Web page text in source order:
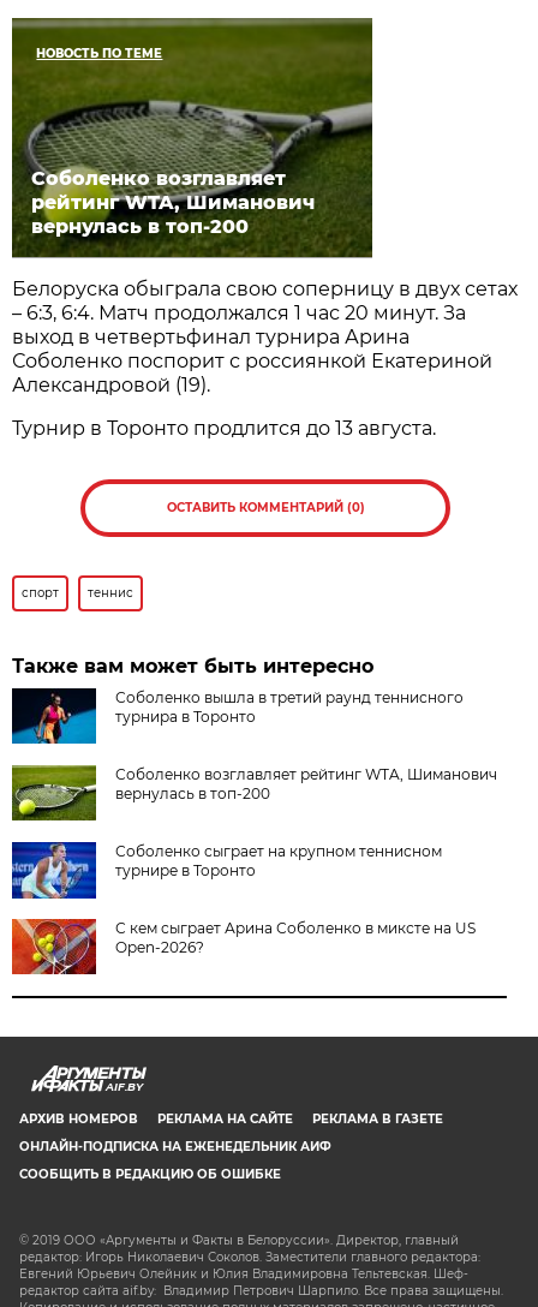
НОВОСТЬ ПО ТЕМЕ
Соболенко возглавляет
рейтинг WTA, Шиманович
вернулась в топ-200
Белоруска обыграла свою соперницу в двух сетах
– 6:3, 6:4. Матч продолжался 1 час 20 минут. За
выход в четвертьфинал турнира Арина
Соболенко поспорит с россиянкой Екатериной
Александровой (19).
Турнир в Торонто продлится до 13 августа.
ОСТАВИТЬ КОММЕНТАРИЙ (0)
спорт теннис
Также вам может быть интересно
Соболенко вышла в третий раунд теннисного
турнира в Торонто
Соболенко возглавляет рейтинг WTA, Шиманович
вернулась в топ-200
Соболенко сыграет на крупном теннисном
турнире в Торонто
С кем сыграет Арина Соболенко в миксте на US
Open-2026?
AIF.BY
АРХИВ НОМЕРОВ РЕКЛАМА НА САЙТЕ
РЕКЛАМА В ГАЗЕТЕ
ОНЛАЙН-ПОДПИСКА НА ЕЖЕНЕДЕЛЬНИК АИФ
СООБЩИТЬ В РЕДАКЦИЮ ОБ ОШИБКЕ
© 2019 ООО «Аргументы и Факты в Белоруссии». Директор, главный
редактор: Игорь Николаевич Соколов. Заместители главного редактора:
Евгений Юрьевич Олейник и Юлия Владимировна Тельтевская. Шеф-
редактор сайта aif.by: Владимир Петрович Шарпило. Все права защищены.